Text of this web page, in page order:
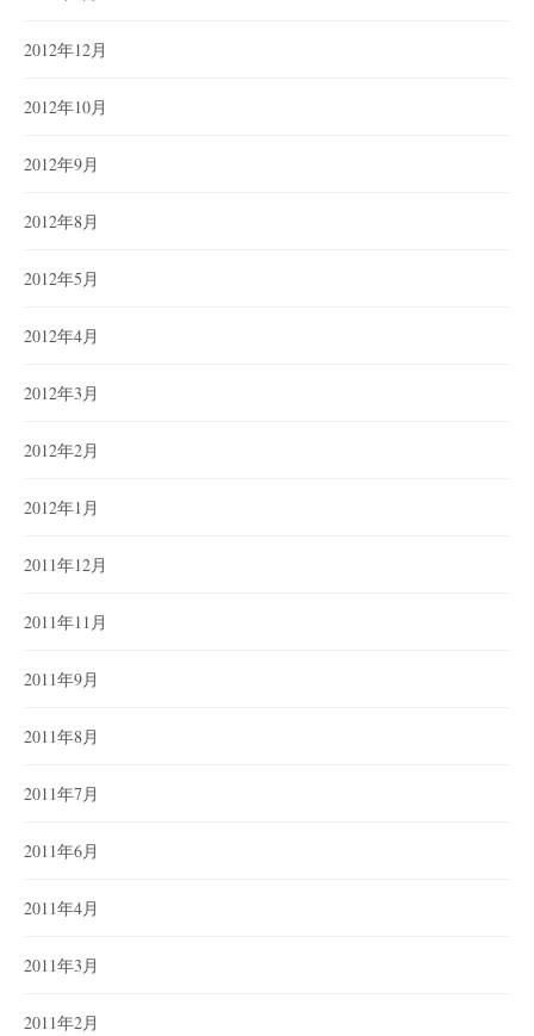
2012年12月
2012年10月
2012年9月
2012年8月
2012年5月
2012年4月
2012年3月
2012年2月
2012年1月
2011年12月
2011年11月
2011年9月
2011年8月
2011年7月
2011年6月
2011年4月
2011年3月
2011年2月